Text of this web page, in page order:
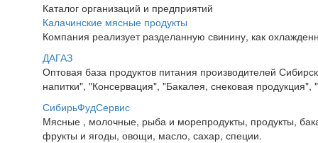
Каталог организаций и предприятий
Калачинские мясные продукты
Компания реализует разделанную свинину, как
ДАГАЗ
Оптовая база продуктов питания производителей
напитки", "Консервация", "Бакалея, снековая
СибирьФудСервис
Мясные , молочные, рыба и морепродукты, продукты,
фрукты и ягоды, овощи, масло, сахар, специи.